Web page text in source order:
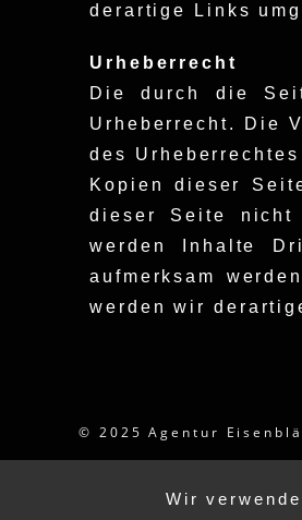
derartige Links
Urheberrecht
Die durch die
Urheberrecht. Die
des
Kopien dieser
dieser Seite nicht
werden Inhalte
aufmerksam
werden wir
© 2025 Agentur
Wir